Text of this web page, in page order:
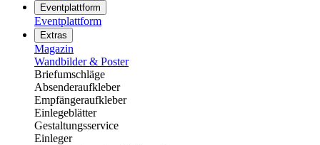
Eventplattform
Eventplattform
Extras
Magazin
Wandbilder & Poster
Briefumschläge
Absenderaufkleber
Empfängeraufkleber
Einlegeblätter
Gestaltungsservice
Einleger